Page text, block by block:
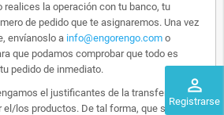
perm_identity
Registrarse
la operación con tu banco, tu
de pedido que te asignaremos. Una vez
envíanoslo a info@engorengo.com o
que podamos comprobar que todo es
pedido de inmediato.
el justificantes de la transferencia,
el/los productos. De tal forma, que si alguien